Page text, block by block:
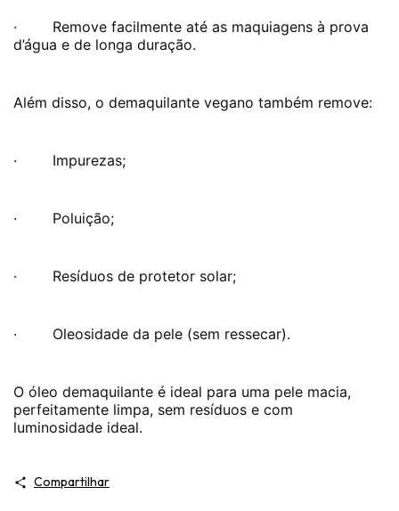
· Remove facilmente até as maquiagens à prova
d’água e de longa duração.
Além disso, o demaquilante vegano também remove:
· Impurezas;
· Poluição;
· Resíduos de protetor solar;
· Oleosidade da pele (sem ressecar).
O óleo demaquilante é ideal para uma pele macia,
perfeitamente limpa, sem resíduos e com
luminosidade ideal.
Compartilhar